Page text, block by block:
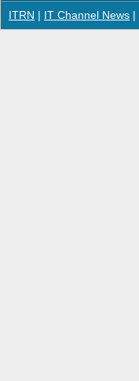
ITRN IT Channel News